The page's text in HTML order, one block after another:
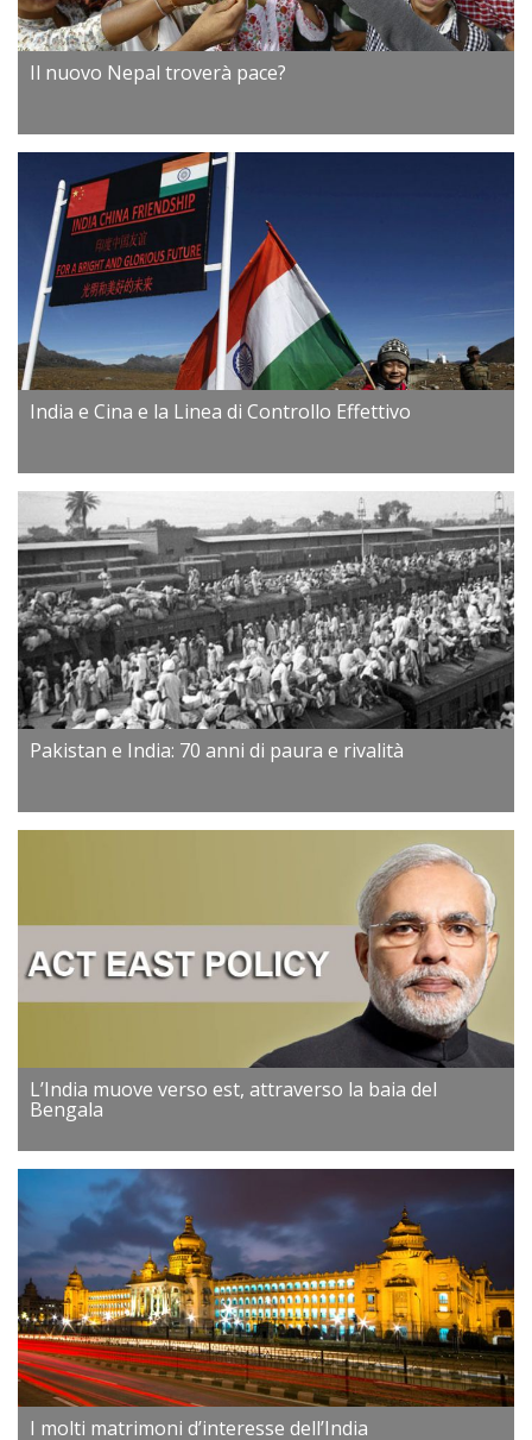
Il nuovo Nepal troverà pace?
India e Cina e la Linea di Controllo Effettivo
Pakistan e India: 70 anni di paura e rivalità
L’India muove verso est, attraverso la baia del
Bengala
I molti matrimoni d’interesse dell’India